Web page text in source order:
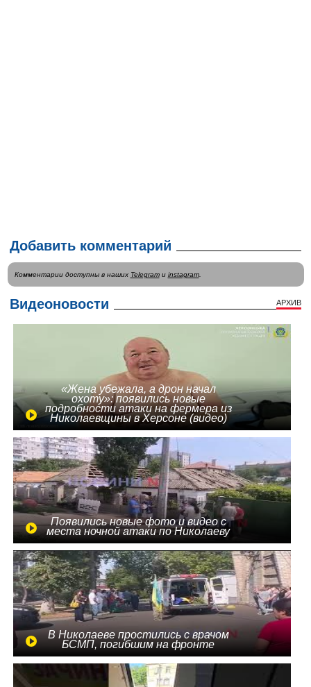
Добавить комментарий
Комментарии доступны в наших Telegramи instagram.
Видеоновости АРХИВ
«Жена убежала, а дрон начал
охоту»: появились новые
подробности атаки на фермера из
Николаевщины в Херсоне (видео)
Появились новые фото и видео с
места ночной атаки по Николаеву
В Николаеве простились с врачом
БСМП, погибшим на фронте